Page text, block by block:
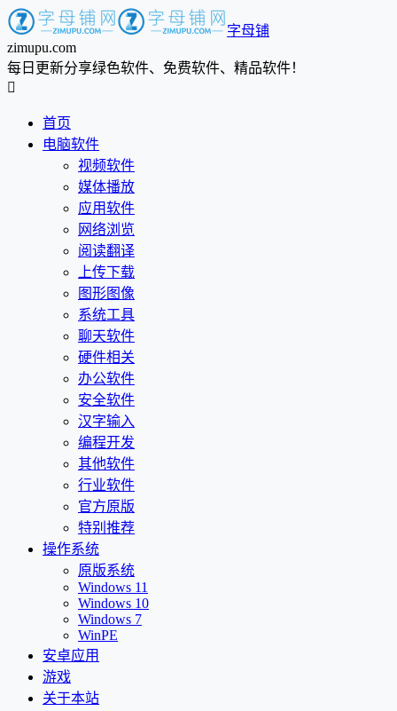
字母铺
zimupu.com
每日更新分享绿色软件、免费软件、精品软件！

首页
电脑软件
视频软件
媒体播放
应用软件
网络浏览
阅读翻译
上传下载
图形图像
系统工具
聊天软件
硬件相关
办公软件
安全软件
汉字输入
编程开发
其他软件
行业软件
官方原版
特别推荐
操作系统
原版系统
Windows 11
Windows 10
Windows 7
WinPE
安卓应用
游戏
关于本站